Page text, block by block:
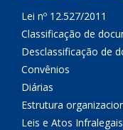
Lei nº 12.527/2011
Classificação de
Desclassificação de
Convênios
Diárias
Estrutura
Leis e Atos Infralegais